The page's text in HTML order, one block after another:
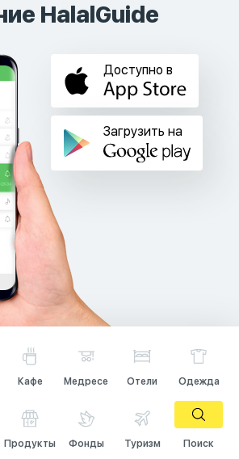
HalalGuide
Доступно в
Загрузить на
Кафе Медресе Отели Одежда
Продукты Фонды Туризм Поиск